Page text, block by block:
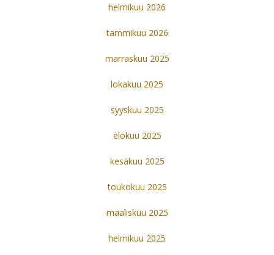
helmikuu 2026
tammikuu 2026
marraskuu 2025
lokakuu 2025
syyskuu 2025
elokuu 2025
kesäkuu 2025
toukokuu 2025
maaliskuu 2025
helmikuu 2025